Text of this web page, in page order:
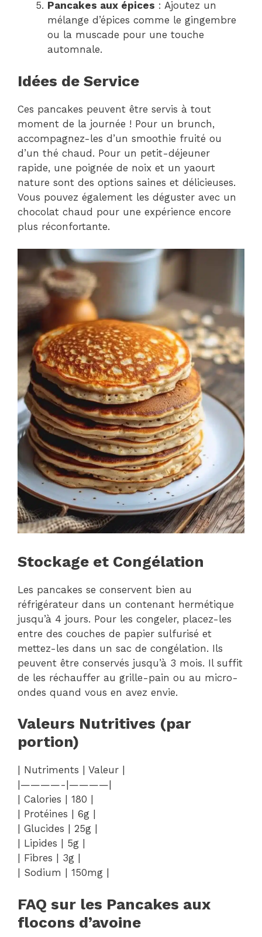
Pancakes aux épices : Ajoutez un
mélange d’épices comme le gingembre
ou la muscade pour une touche
automnale.
Idées de Service
Ces pancakes peuvent être servis à tout
moment de la journée ! Pour un brunch,
accompagnez-les d’un smoothie fruité ou
d’un thé chaud. Pour un petit-déjeuner
rapide, une poignée de noix et un yaourt
nature sont des options saines et délicieuses.
Vous pouvez également les déguster avec un
chocolat chaud pour une expérience encore
plus réconfortante.
Stockage et Congélation
Les pancakes se conservent bien au
réfrigérateur dans un contenant hermétique
jusqu’à 4 jours. Pour les congeler, placez-les
entre des couches de papier sulfurisé et
mettez-les dans un sac de congélation. Ils
peuvent être conservés jusqu’à 3 mois. Il suffit
de les réchauffer au grille-pain ou au micro-
ondes quand vous en avez envie.
Valeurs Nutritives (par
portion)
| Nutriments | Valeur |
|————-|————|
| Calories | 180 |
| Protéines | 6g |
| Glucides | 25g |
| Lipides | 5g |
| Fibres | 3g |
| Sodium | 150mg |
FAQ sur les Pancakes aux
flocons d’avoine